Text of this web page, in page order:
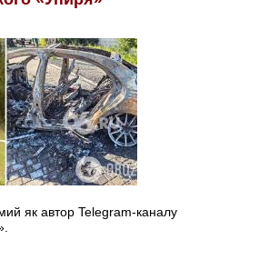
як автор Telegram-каналу